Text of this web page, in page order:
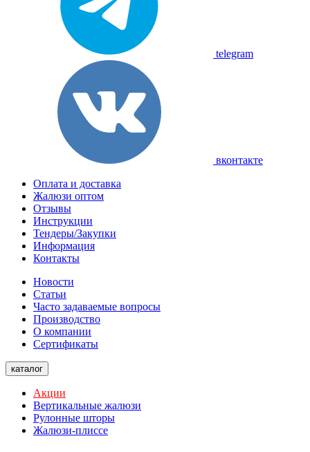
telegram
вконтакте
Оплата и доставка
Жалюзи оптом
Отзывы
Инструкции
Тендеры/Закупки
Информация
Контакты
Новости
Статьи
Часто задаваемые вопросы
Производство
О компании
Сертификаты
каталог
Акции
Вертикальные жалюзи
Рулонные шторы
Жалюзи-плиссе